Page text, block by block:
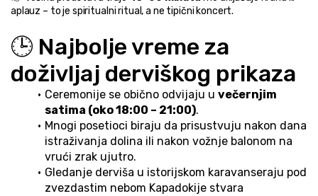
aplauz – to je spiritualni ritual, a ne tipični koncert.
🕒 Najbolje vreme za
doživljaj derviškog prikaza
Ceremonije se obično odvijaju u večernjim
satima (oko 18:00 – 21:00).
Mnogi posetioci biraju da prisustvuju nakon dana
istraživanja dolina ili nakon vožnje balonom na
vrući zrak ujutro.
Gledanje derviša u istorijskom karavanseraju pod
zvezdastim nebom Kapadokije stvara